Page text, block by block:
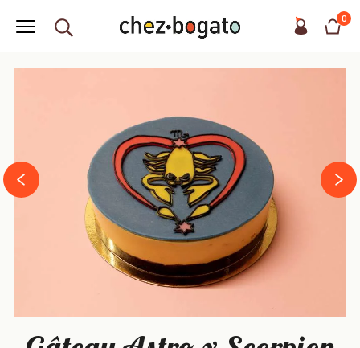
0
prev
next